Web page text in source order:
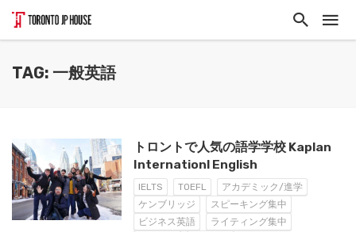
TAG: 一般英語
トロントで人気の語学学校 Kaplan
Internationl English
IELTS TOEFL
アカデミック/進学
ケンブリッジ
スピーキング集中
ビジネス英語
ライティング集中